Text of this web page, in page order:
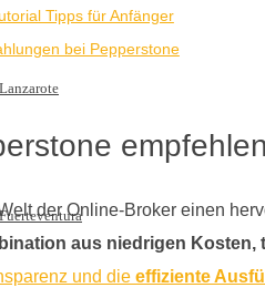
Lanzarote
Fuerteventura
Tipps für Anfänger
bei Pepperstone
empfehlen
der Online-Broker einen
aus niedrigen
und die effiziente